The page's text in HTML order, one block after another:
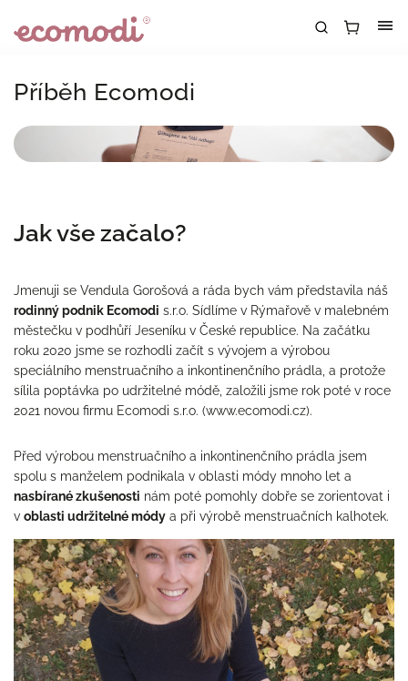
Příběh Ecomodi
Jak vše začalo?
Jmenuji se Vendula Gorošová a ráda bych vám představila náš
rodinný podnik Ecomodi s.r.o. Sídlíme v Rýmařově v malebném
městečku v podhůří Jeseníku v České republice. Na začátku
roku 2020 jsme se rozhodli začít s vývojem a výrobou
speciálního menstruačního a inkontinenčního prádla, a protože
sílila poptávka po udržitelné módě, založili jsme rok poté v roce
2021 novou firmu Ecomodi s.r.o. (www.ecomodi.cz).
Před výrobou menstruačního a inkontinenčního prádla jsem
spolu s manželem podnikala v oblasti módy mnoho let a
nasbírané zkušenosti nám poté pomohly dobře se zorientovat i
v oblasti udržitelné módy a při výrobě menstruačních kalhotek.